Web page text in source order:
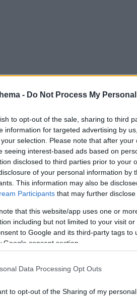
- Do Not Process My
to opt-out of the sale, sharing to third
information for targeted advertising by
selection. Please note that after
seeing interest-based ads based on
disclosed to third parties prior to your
of your personal information by
This information may also be
Participants that may further
that this website/app uses one or
including but not limited to your visit
to Google and its third-party tags
Google consent section.
Data Processing Opt Outs
to opt-out of the Sharing of my personal